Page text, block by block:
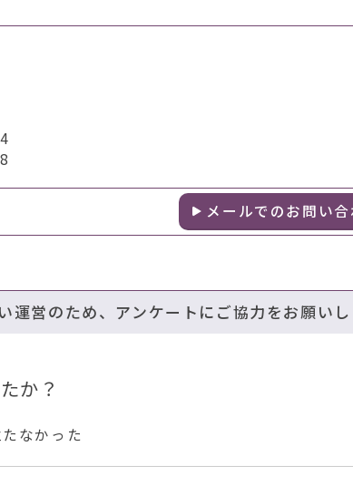
メールでのお問い
運営のため、アンケートにご協力をお願い
か？
なかった